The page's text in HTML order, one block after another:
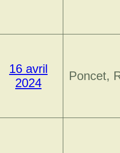
16 avril
2024
Poncet,